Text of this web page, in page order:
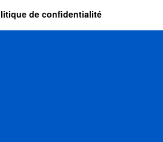
de confidentialité